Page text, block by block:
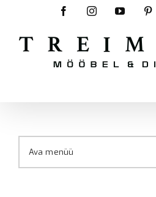
FacebookInstagramYouTube
Ava menüü